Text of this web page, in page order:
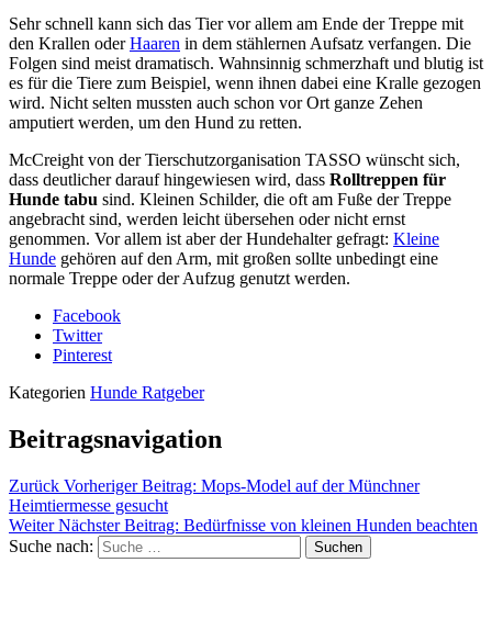
Sehr schnell kann sich das Tier vor allem am Ende der Treppe mit
den Krallen oderHaaren in dem stählernen Aufsatz verfangen. Die
Folgen sind meist dramatisch. Wahnsinnig schmerzhaft und blutig ist
es für die Tiere zum Beispiel, wenn ihnen dabei eine Kralle gezogen
wird. Nicht selten mussten auch schon vor Ort ganze Zehen
amputiert werden, um den Hund zu retten.
McCreight von der Tierschutzorganisation TASSO wünscht sich,
dass deutlicher darauf hingewiesen wird, dass Rolltreppen für
Hunde tabu sind. Kleinen Schilder, die oft am Fuße der Treppe
angebracht sind, werden leicht übersehen oder nicht ernst
genommen. Vor allem ist aber der Hundehalter gefragt: Kleine
Hunde gehören auf den Arm, mit großen sollte unbedingt eine
normale Treppe oder der Aufzug genutzt werden.
Facebook
Twitter
Pinterest
Kategorien Hunde Ratgeber
Beitragsnavigation
Zurück Vorheriger Beitrag: Mops-Model auf der Münchner
Heimtiermesse gesucht
Weiter Nächster Beitrag: Bedürfnisse von kleinen Hunden beachten
Suche nach:
Suchen